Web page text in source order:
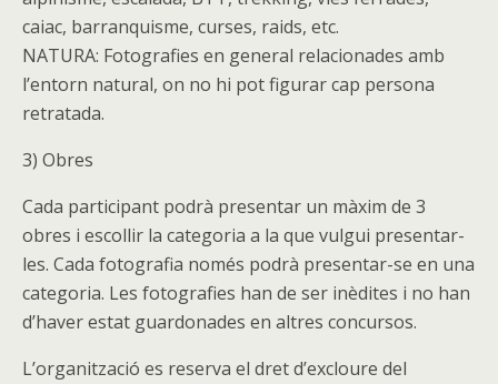
caiac, barranquisme, curses, raids, etc.
NATURA: Fotografies en general relacionades amb
l’entorn natural, on no hi pot figurar cap persona
retratada.
3) Obres
Cada participant podrà presentar un màxim de 3
obres i escollir la categoria a la que vulgui presentar-
les. Cada fotografia només podrà presentar-se en una
categoria. Les fotografies han de ser inèdites i no han
d’haver estat guardonades en altres concursos.
L’organització es reserva el dret d’excloure del